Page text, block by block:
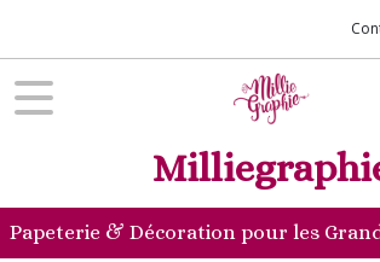
Papeterie & Décoration pour les